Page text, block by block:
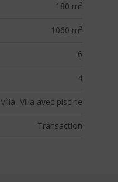
180 m²
1060 m²
6
4
Villa, Villa avec piscine
Transaction